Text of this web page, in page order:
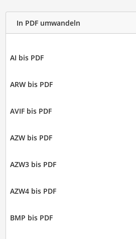
In PDF umwandeln
AI bis PDF
ARW bis PDF
AVIF bis PDF
AZW bis PDF
AZW3 bis PDF
AZW4 bis PDF
BMP bis PDF